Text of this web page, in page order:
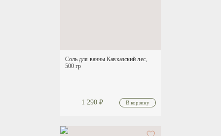
Соль для ванны Кавказский лес,
500 гр
1 290 ₽